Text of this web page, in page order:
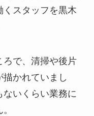
くスタッフを黒木
ろで、清掃や後片
かれていまし
ないくらい業務に